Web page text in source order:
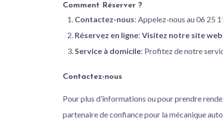
Comment Réserver ?
Contactez-nous: Appelez-nous au 06 25
Réservez en ligne: Visitez notre site web
Service à domicile: Profitez de notre
Contactez-nous
Pour plus d’informations ou pour prendre
partenaire de confiance pour la mécanique